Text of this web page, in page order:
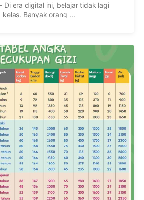
Di era digital ini, belajar tidak lagi
Banyak orang ...